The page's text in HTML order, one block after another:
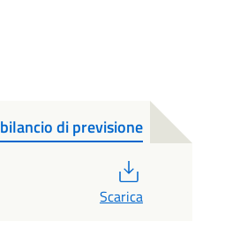
di previsione
Scarica